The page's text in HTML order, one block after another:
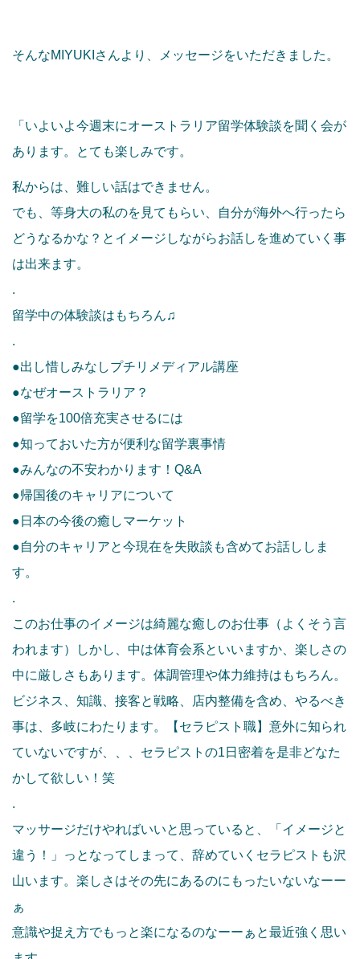
そんなMIYUKIさんより、メッセージをいただきました。
「いよいよ今週末にオーストラリア留学体験談を聞く会が
あります。とても楽しみです。
私からは、難しい話はできません。
でも、等身大の私のを見てもらい、自分が海外へ行ったら
どうなるかな？とイメージしながらお話しを進めていく事
は出来ます。
.
留学中の体験談はもちろん♫
.
●出し惜しみなしプチリメディアル講座
●なぜオーストラリア？
●留学を100倍充実させるには
●知っておいた方が便利な留学裏事情
●みんなの不安わかります！Q&A
●帰国後のキャリアについて
●日本の今後の癒しマーケット
●自分のキャリアと今現在を失敗談も含めてお話ししま
す。
.
このお仕事のイメージは綺麗な癒しのお仕事（よくそう言
われます）しかし、中は体育会系といいますか、楽しさの
中に厳しさもあります。体調管理や体力維持はもちろん。
ビジネス、知識、接客と戦略、店内整備を含め、やるべき
事は、多岐にわたります。【セラピスト職】意外に知られ
ていないですが、、、セラピストの1日密着を是非どなた
かして欲しい！笑
.
マッサージだけやればいいと思っていると、「イメージと
違う！」っとなってしまって、辞めていくセラピストも沢
山います。楽しさはその先にあるのにもったいないなーー
ぁ
意識や捉え方でもっと楽になるのなーーぁと最近強く思い